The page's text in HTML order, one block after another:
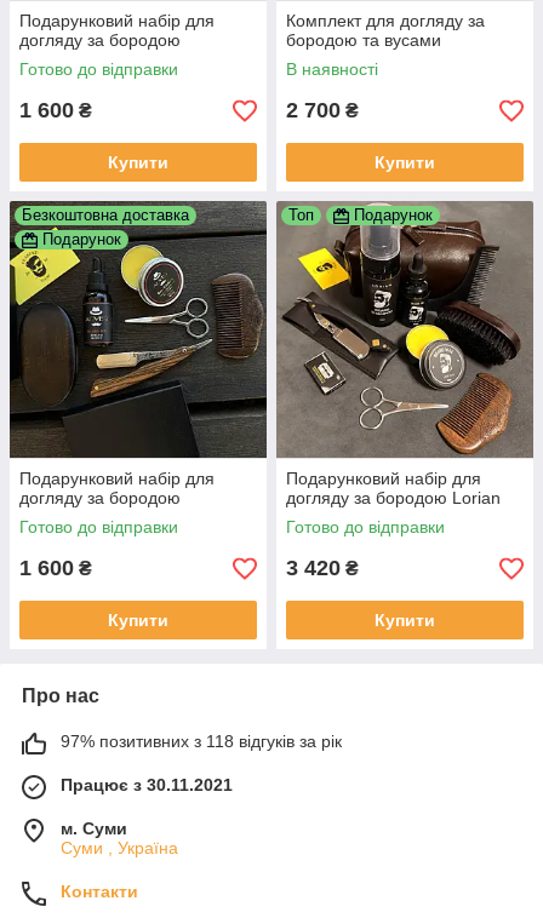
Подарунковий набір для
догляду за бородою
Готово до відправки
1 600 ₴
Купити
Комплект для догляду за
бородою та вусами
В наявності
2 700 ₴
Купити
Безкоштовна доставка
Подарунок
Подарунковий набір для
догляду за бородою
Готово до відправки
1 600 ₴
Купити
Топ Подарунок
Подарунковий набір для
догляду за бородою Lorian
Готово до відправки
3 420 ₴
Купити
Про нас
97% позитивних з 118 відгуків за рік
Працює з 30.11.2021
м. Суми
Суми , Україна
Контакти